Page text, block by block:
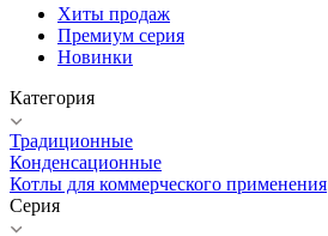
Хиты продаж
Премиум серия
Новинки
Категория
Традиционные
Конденсационные
Котлы для коммерческого применения
Серия